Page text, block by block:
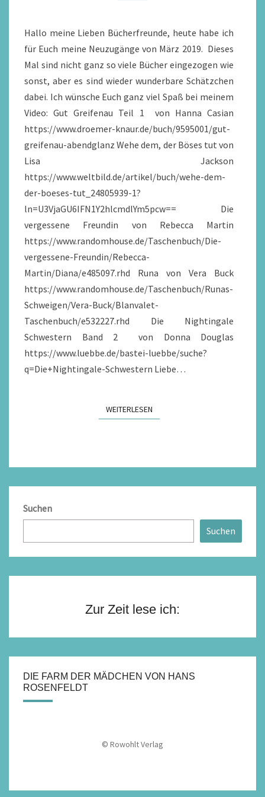
Hallo meine Lieben Bücherfreunde, heute habe ich
für Euch meine Neuzugänge von März 2019. Dieses
Mal sind nicht ganz so viele Bücher eingezogen wie
sonst, aber es sind wieder wunderbare Schätzchen
dabei. Ich wünsche Euch ganz viel Spaß bei meinem
Video: Gut Greifenau Teil 1 von Hanna Casian
https://www.droemer-knaur.de/buch/9595001/gut-
greifenau-abendglanz Wehe dem, der Böses tut von
Lisa Jackson
https://www.weltbild.de/artikel/buch/wehe-dem-
der-boeses-tut_24805939-1?
ln=U3VjaGU6IFN1Y2hlcmdlYm5pcw== Die
vergessene Freundin von Rebecca Martin
https://www.randomhouse.de/Taschenbuch/Die-
vergessene-Freundin/Rebecca-
Martin/Diana/e485097.rhd Runa von Vera Buck
https://www.randomhouse.de/Taschenbuch/Runas-
Schweigen/Vera-Buck/Blanvalet-
Taschenbuch/e532227.rhd Die Nightingale
Schwestern Band 2 von Donna Douglas
https://www.luebbe.de/bastei-luebbe/suche?
q=Die+Nightingale-Schwestern Liebe…
WEITERLESENWEITERLESEN
Suchen
Suchen
Zur Zeit lese ich:
DIE FARM DER MÄDCHEN VON HANS
ROSENFELDT
© Rowohlt Verlag